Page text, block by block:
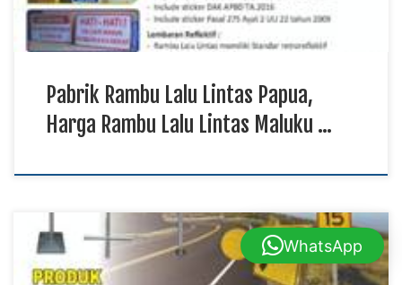
Pabrik Rambu Lalu Lintas Papua,
Harga Rambu Lalu Lintas Maluku …
Pabrik Rambu Lalu Lintas Papua TKDN E Katalog, Harga
WhatsApp